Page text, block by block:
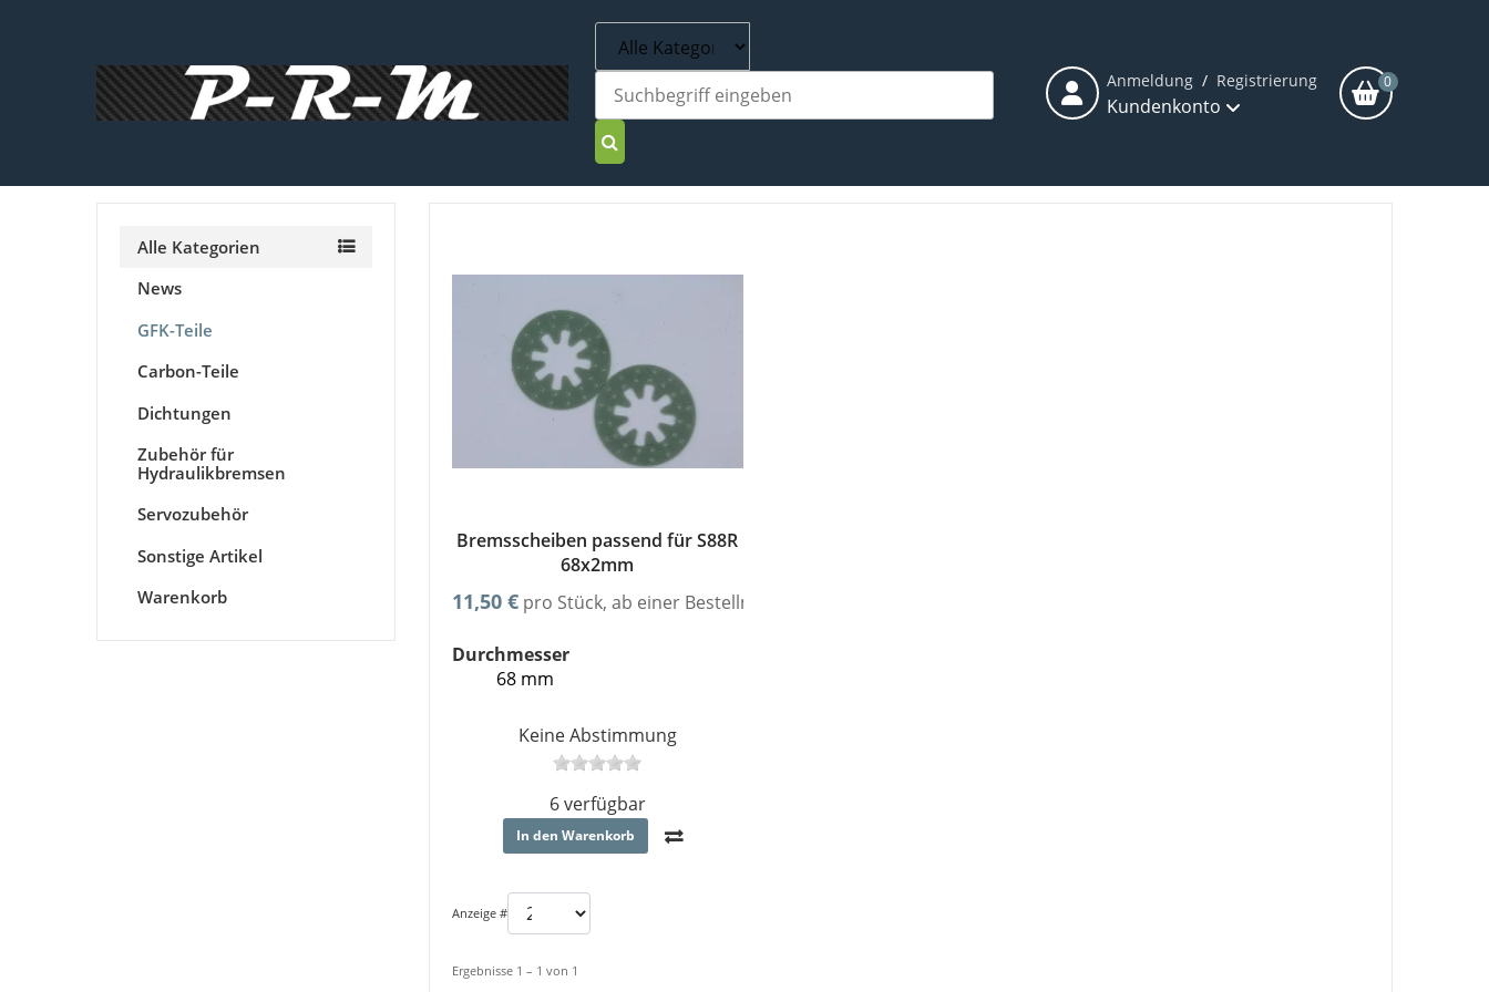
Anmeldung / Registrierung
Kundenkonto
0
Alle Kategorien
News
GFK-Teile
Carbon-Teile
Dichtungen
Zubehör für
Hydraulikbremsen
Servozubehör
Sonstige Artikel
Warenkorb
Bremsscheiben passend für S88R
68x2mm
11,50 € pro Stück, ab einer Bestellmenge von mindestens 3
Durchmesser
68 mm
Keine Abstimmung
6 verfügbar
In den Warenkorb
Anzeige #
Ergebnisse 1 – 1 von 1